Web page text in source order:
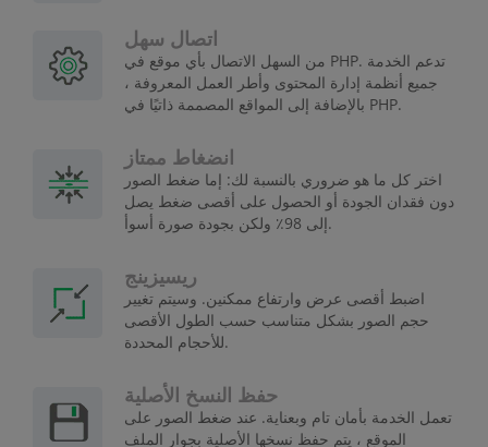
اتصال سهل
من السهل الاتصال بأي موقع في PHP. تدعم الخدمة
جميع أنظمة إدارة المحتوى وأطر العمل المعروفة ،
بالإضافة إلى المواقع المصممة ذاتيًا في PHP.
انضغاط ممتاز
اختر كل ما هو ضروري بالنسبة لك: إما ضغط الصور
دون فقدان الجودة أو الحصول على أقصى ضغط يصل
إلى 98٪ ولكن بجودة صورة أسوأ.
ريسيزينج
اضبط أقصى عرض وارتفاع ممكنين. وسيتم تغيير
حجم الصور بشكل متناسب حسب الطول الأقصى
للأحجام المحددة.
حفظ النسخ الأصلية
تعمل الخدمة بأمان تام وبعناية. عند ضغط الصور على
الموقع ، يتم حفظ نسخها الأصلية بجوار الملف